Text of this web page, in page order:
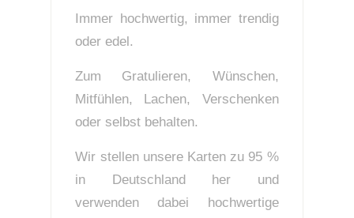
Immer hochwertig, immer trendig
oder edel.
Zum Gratulieren, Wünschen,
Mitfühlen, Lachen, Verschenken
oder selbst behalten.
Wir stellen unsere Karten zu 95 %
in Deutschland her und
verwenden dabei hochwertige